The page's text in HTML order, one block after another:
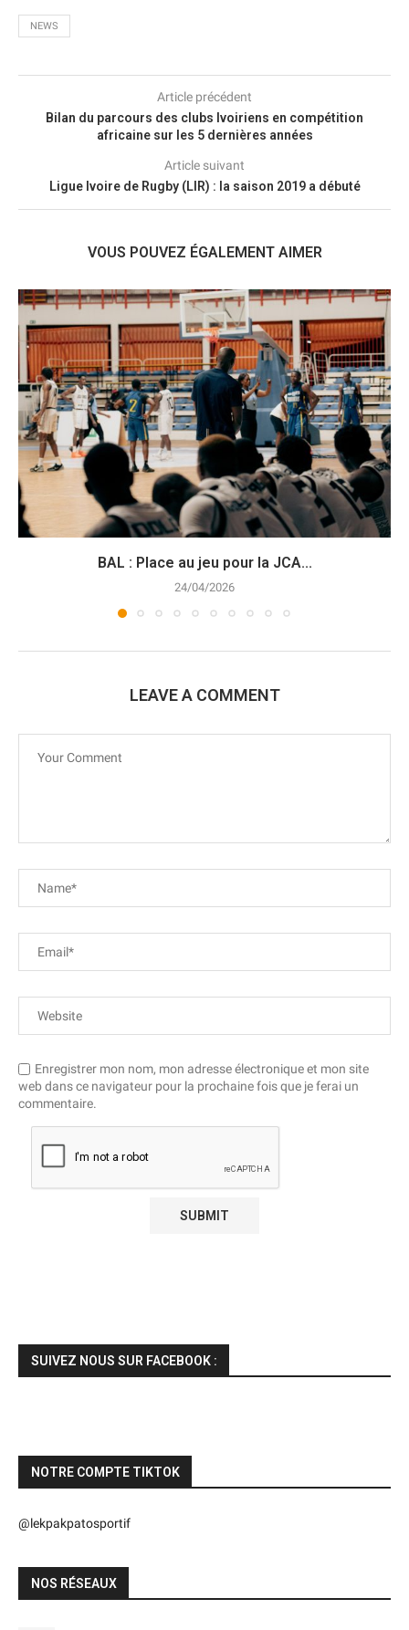
NEWS
Article précédent
Bilan du parcours des clubs Ivoiriens en compétition
africaine sur les 5 dernières années
Article suivant
Ligue Ivoire de Rugby (LIR) : la saison 2019 a débuté
VOUS POUVEZ ÉGALEMENT AIMER
BAL : Place au jeu pour la JCA...
24/04/2026
LEAVE A COMMENT
Enregistrer mon nom, mon adresse électronique et mon site
web dans ce navigateur pour la prochaine fois que je ferai un
commentaire.
SUIVEZ NOUS SUR FACEBOOK :
NOTRE COMPTE TIKTOK
@lekpakpatosportif
NOS RÉSEAUX